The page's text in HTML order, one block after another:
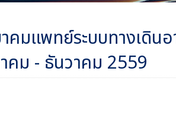
คมแพทย์ระบบทางเดิน
คม - ธันวาคม 2559